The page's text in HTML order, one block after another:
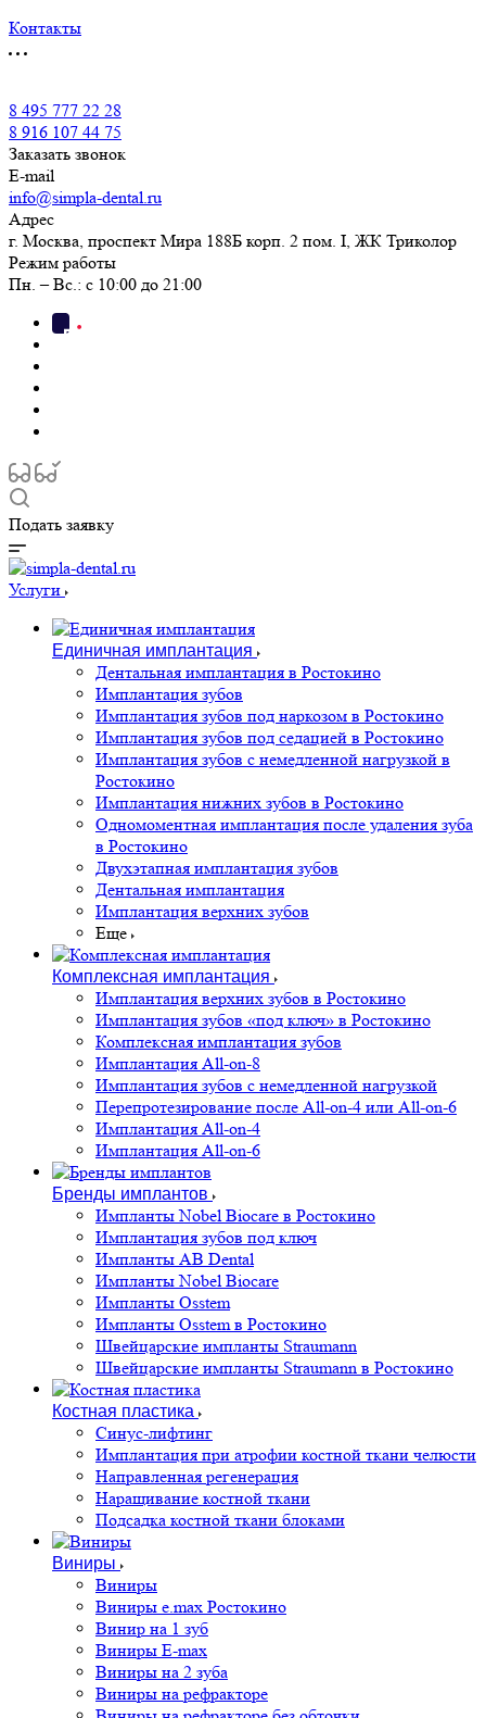
Контакты
8 495 777 22 28
8 916 107 44 75
Заказать звонок
E-mail
info@simpla-dental.ru
Адрес
г. Москва, проспект Мира 188Б корп. 2 пом. I, ЖК Триколор
Режим работы
Пн. – Вс.: с 10:00 до 21:00
Подать заявку
Услуги
Единичная имплантация
Дентальная имплантация в Ростокино
Имплантация зубов
Имплантация зубов под наркозом в Ростокино
Имплантация зубов под седацией в Ростокино
Имплантация зубов с немедленной нагрузкой в
Ростокино
Имплантация нижних зубов в Ростокино
Одномоментная имплантация после удаления зуба
в Ростокино
Двухэтапная имплантация зубов
Дентальная имплантация
Имплантация верхних зубов
Еще
Комплексная имплантация
Имплантация верхних зубов в Ростокино
Имплантация зубов «под ключ» в Ростокино
Комплексная имплантация зубов
Имплантация All-on-8
Имплантация зубов с немедленной нагрузкой
Перепротезирование после All-on-4 или All-on-6
Имплантация All-on-4
Имплантация All-on-6
Бренды имплантов
Импланты Nobel Biocare в Ростокино
Имплантация зубов под ключ
Импланты AB Dental
Импланты Nobel Biocare
Импланты Osstem
Импланты Osstem в Ростокино
Швейцарские импланты Straumann
Швейцарские импланты Straumann в Ростокино
Костная пластика
Cинус-лифтинг
Имплантация при атрофии костной ткани челюсти
Направленная регенерация
Наращивание костной ткани
Подсадка костной ткани блоками
Виниры
Виниры
Виниры e.max Ростокино
Винир на 1 зуб
Виниры E-max
Виниры на 2 зуба
Виниры на рефракторе